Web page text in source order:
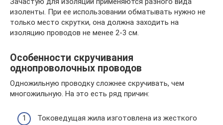
изоленты. При ее использовании обматывать нужно не
только место скрутки, она должна заходить на
изоляцию проводов не менее 2-3 см.
Особенности скручивания
однопроволочных проводов
Одножильную проводку сложнее скручивать, чем
многожильную. На это есть ряд причин:
Токоведущая жила изготовлена из жесткого